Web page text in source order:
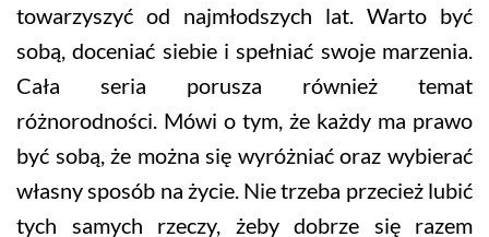
towarzyszyć od najmłodszych lat. Warto być
sobą, doceniać siebie i spełniać swoje marzenia.
Cała seria porusza również temat
różnorodności. Mówi o tym, że każdy ma prawo
być sobą, że można się wyróżniać oraz wybierać
własny sposób na życie. Nie trzeba przecież lubić
tych samych rzeczy, żeby dobrze się razem